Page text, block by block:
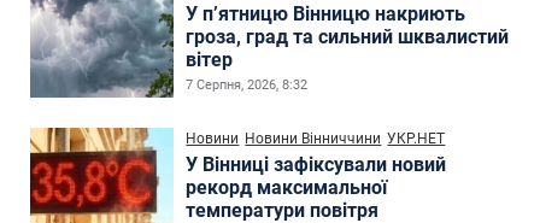
У п’ятницю Вінницю накриють
гроза, град та сильний шквалистий
вітер
7 Серпня, 2026, 8:32
Новини Новини Вінниччини УКР.НЕТ
У Вінниці зафіксували новий
рекорд максимальної
температури повітря